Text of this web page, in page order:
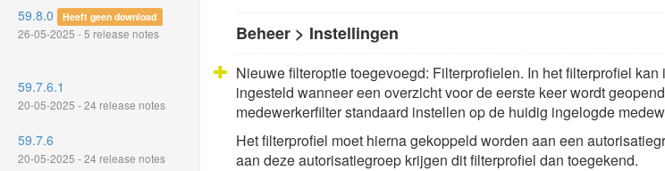
59.8.0 Heeft geen download
26-05-2025 - 5 release notes
59.7.6.1
20-05-2025 - 24 release notes
59.7.6
20-05-2025 - 24 release notes
Beheer > Instellingen
Nieuwe filteroptie toegevoegd: Filterprofielen. In het filterprofiel
ingesteld wanneer een overzicht voor de eerste keer wordt
medewerkerfilter standaard instellen op de huidig ingelogde
Het filterprofiel moet hierna gekoppeld worden aan een
aan deze autorisatiegroep krijgen dit filterprofiel dan toegekend.